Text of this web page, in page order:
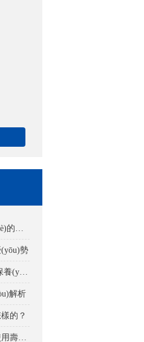
· 臥式濕法球磨機在化工行業(yè)的應(yīng)用
勢
· 關(guān)于循環(huán)球磨機保養(yǎng)要點詳解
解析
的？
· 如何延長臥式濕法球磨機的使用壽命？